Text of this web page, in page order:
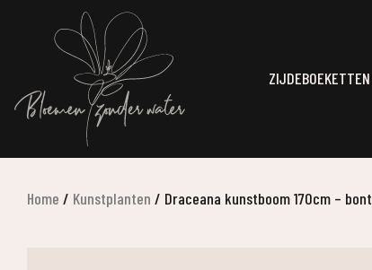
ZIJDEBOEKETTEN
Home / Kunstplanten / Draceana kunstboom 170cm – bont